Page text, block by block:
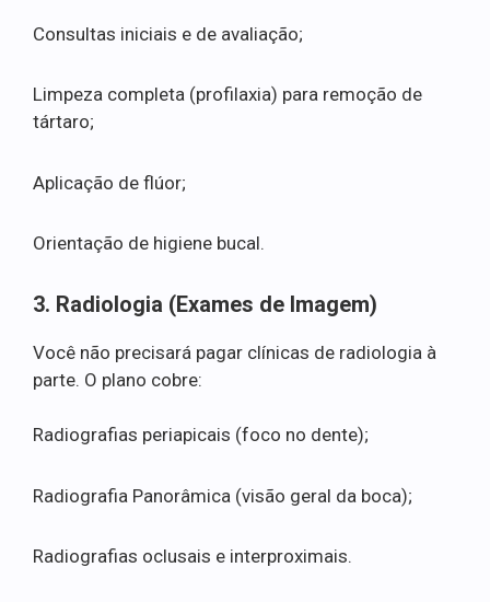
Consultas iniciais e de avaliação;
Limpeza completa (profilaxia) para remoção de
tártaro;
Aplicação de flúor;
Orientação de higiene bucal.
3. Radiologia (Exames de Imagem)
Você não precisará pagar clínicas de radiologia à
parte. O plano cobre:
Radiografias periapicais (foco no dente);
Radiografia Panorâmica (visão geral da boca);
Radiografias oclusais e interproximais.